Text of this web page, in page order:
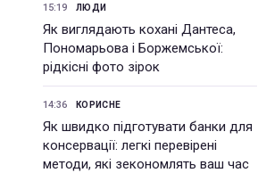
15:19 ЛЮДИ
Як виглядають кохані Дантеса,
Пономарьова і Боржемської:
рідкісні фото зірок
14:36 КОРИСНЕ
Як швидко підготувати банки для
консервації: легкі перевірені
методи, які зекономлять ваш час